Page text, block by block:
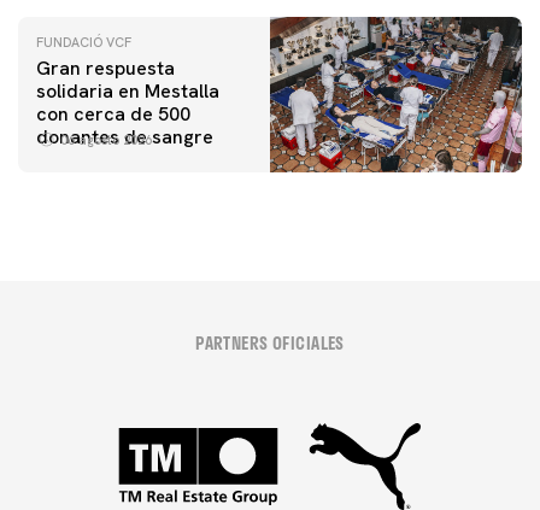
FUNDACIÓ VCF
Gran respuesta
solidaria en Mestalla
con cerca de 500
donantes de sangre
06 agosto 2026
PARTNERS OFICIALES